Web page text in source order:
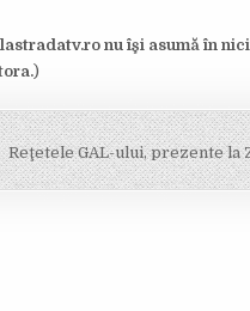
nu îşi asumă în
)
Reţetele GAL-ului, prezente la